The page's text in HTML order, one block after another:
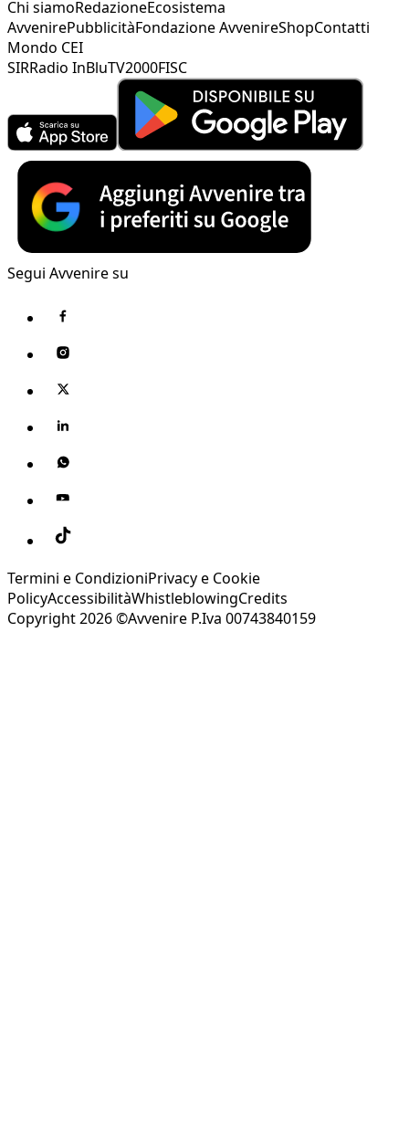
Chi siamoRedazioneEcosistema
AvvenirePubblicitàFondazione AvvenireShopContatti
Mondo CEI
SIRRadio InBluTV2000FISC
Segui Avvenire su
Termini e CondizioniPrivacy e Cookie
PolicyAccessibilitàWhistleblowingCredits
Copyright 2026 ©Avvenire P.Iva 00743840159